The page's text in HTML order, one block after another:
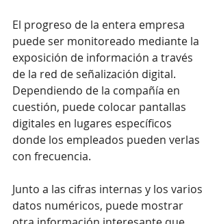
El progreso de la entera empresa
puede ser monitoreado mediante la
exposición de información a través
de la red de señalización digital.
Dependiendo de la compañía en
cuestión, puede colocar pantallas
digitales en lugares específicos
donde los empleados pueden verlas
con frecuencia.
Junto a las cifras internas y los varios
datos numéricos, puede mostrar